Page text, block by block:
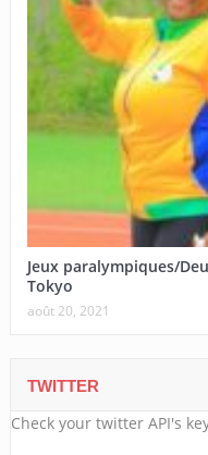
Jeux paralympiques/
Tokyo
août 20, 2021
TWITTER
Check your twitter API's